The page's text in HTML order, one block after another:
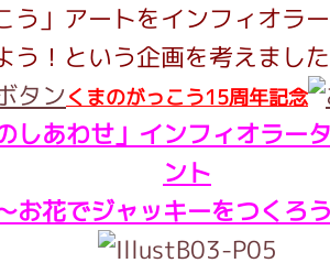
う」アートをインフィオラ
う！という企画を考えました
くまのがっこう15周年記念
しあわせ」インフィオラー
ント
お花でジャッキーをつくろ
・コンサート
ンテンツ(クイズ・AR・
ーズ！